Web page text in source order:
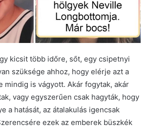
kicsit több időre, sőt, egy csipetnyi
szüksége ahhoz, hogy elérje azt a
mindig is vágyott. Akár fogytak, akár
vagy egyszerűen csak hagyták, hogy
a hatását, az átalakulás igencsak
ezek az emberek büszkék